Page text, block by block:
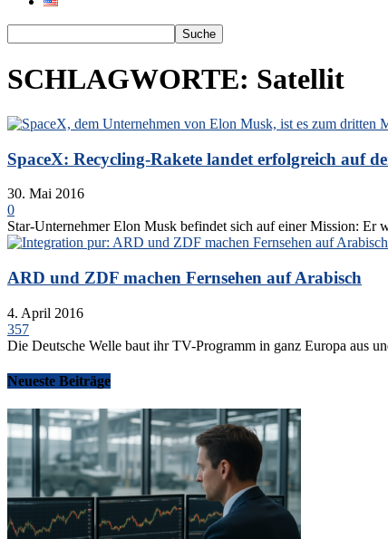
SCHLAGWORTE: Satellit
SpaceX: Recycling-Rakete landet erfolgreich auf
30. Mai 2016
0
Star-Unternehmer Elon Musk befindet sich auf einer Mission: Er
ARD und ZDF machen Fernsehen auf Arabisch
4. April 2016
357
Die Deutsche Welle baut ihr TV-Programm in ganz Europa aus
Neueste Beiträge